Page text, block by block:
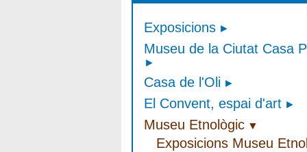
Exposicions
Museu de la Ciutat Casa
Casa de l'Oli
El Convent, espai d'art
Museu Etnològic
Exposicions Museu